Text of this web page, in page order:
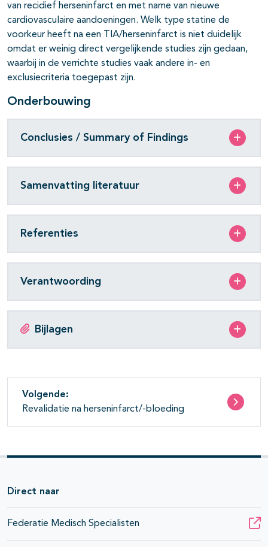
van recidief herseninfarct en met name van nieuwe
cardiovasculaire aandoeningen. Welk type statine de
voorkeur heeft na een TIA/herseninfarct is niet duidelijk
omdat er weinig direct vergelijkende studies zijn gedaan,
waarbij in de verrichte studies vaak andere in- en
exclusiecriteria toegepast zijn.
Onderbouwing
Conclusies / Summary of Findings
Samenvatting literatuur
Referenties
Verantwoording
Bijlagen
Volgende:
Revalidatie na herseninfarct/-bloeding
Direct naar
Federatie Medisch Specialisten